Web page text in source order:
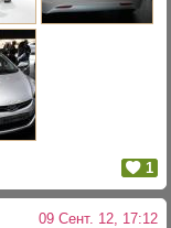
1
09 Сент. 12, 17:12